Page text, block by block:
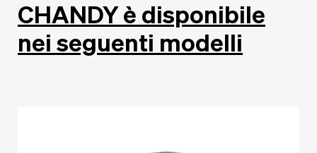
CHANDY è disponibile
nei seguenti modelli